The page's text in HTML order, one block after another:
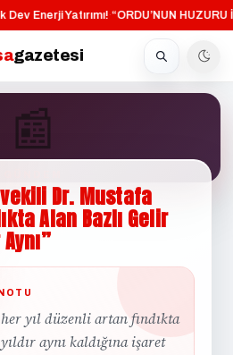
Enerji Yatırımı!·“ORDU’NUN
gazetesi
📰
Dr. Mustafa
Alan Bazlı Gelir
Aynı”
yıl düzenli artan fındıkta
aynı kaldığına işaret